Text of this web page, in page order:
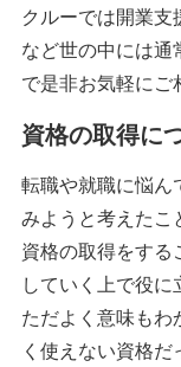
クルーでは開業
など世の中には
で是非お気軽にご
資格の取得に
転職や就職に悩ん
みようと考えたこ
資格の取得をす
していく上で役に
ただよく意味もわ
く使えない資格